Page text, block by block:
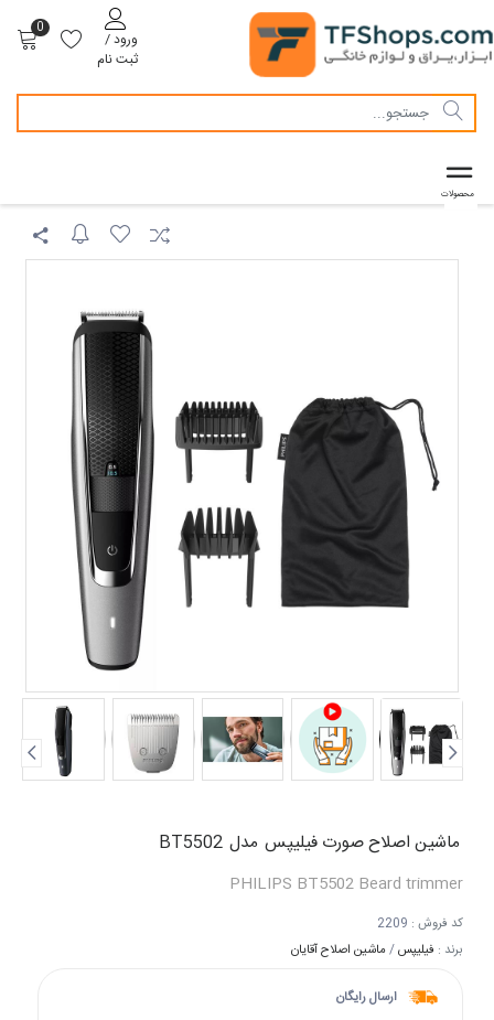
0
ورود /
ثبت نام
ماشین اصلاح صورت فیلیپس مدل BT5502
PHILIPS BT5502 Beard trimmer
کد فروش :
برند : فیلیپس/ماشین اصلاح آقایان
ارسال رایگان